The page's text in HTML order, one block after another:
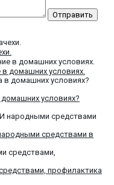
домашних условиях.
условиях?
средствами в
профилактика